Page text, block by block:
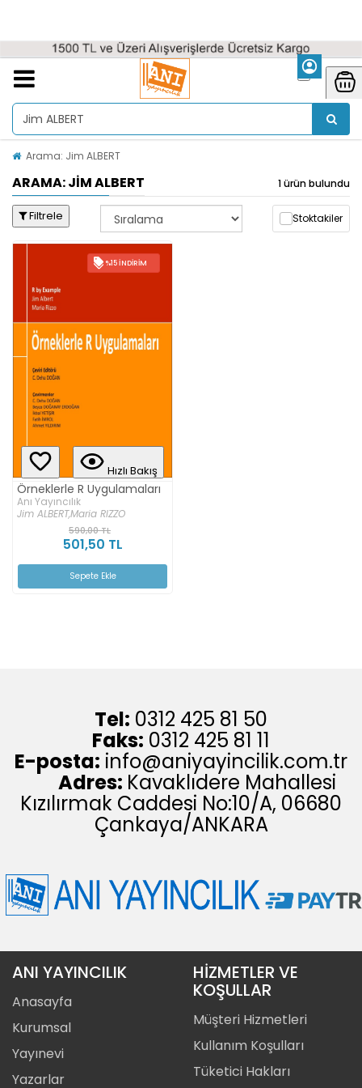
Arama: Jim ALBERT
ARAMA: JIM ALBERT 1 ürün bulundu
Filtrele Stoktakiler
%15 İNDIRIM
Hızlı Bakış
Örneklerle R Uygulamaları
Anı Yayıncılık
Jim ALBERT,Maria RIZZO
590,00 TL
501,50 TL
Sepete Ekle
Tel: 0312 425 81 50
Faks: 0312 425 81 11
E-posta: info@aniyayincilik.com.tr
Adres: Kavaklıdere Mahallesi
Kızılırmak Caddesi No:10/A, 06680
Çankaya/ANKARA
ANI YAYINCILIK
Anasayfa
Kurumsal
Yayınevi
Yazarlar
HİZMETLER VE
KOŞULLAR
Müşteri Hizmetleri
Kullanım Koşulları
Tüketici Hakları